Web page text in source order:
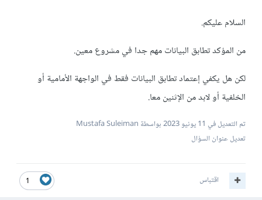
السلام عليكم.
من المؤكد تطابق البيانات مهم جدا في مشروع معين.
لكن هل يكفي إعتماد تطابق البيانات فقط في الواجهة الأمامية أو
الخلفية أو لابد من الإثنين معا.
تم التعديل في 11 يونيو 2023
بواسطة Mustafa Suleiman
تعديل عنوان السؤال
1 اقتباس